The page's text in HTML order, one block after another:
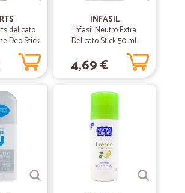
delicato
Deo Stick
INFASIL
infasil Neutro Extra
Delicato Stick 50 ml.
4,69 €